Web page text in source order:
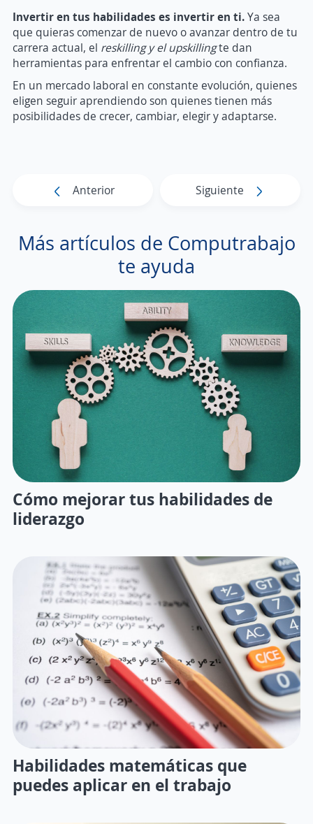
Invertir en tus habilidades es invertir en ti.Ya sea
que quieras comenzar de nuevo o avanzar dentro de tu
carrera actual, el reskilling y el upskillingte dan
herramientas para enfrentar el cambio con confianza.
En un mercado laboral en constante evolución, quienes
eligen seguir aprendiendo son quienes tienen más
posibilidades de crecer, cambiar, elegir y adaptarse.
Anterior Siguiente
Más artículos de Computrabajo
te ayuda
Cómo mejorar tus habilidades de
liderazgo
Habilidades matemáticas que
puedes aplicar en el trabajo